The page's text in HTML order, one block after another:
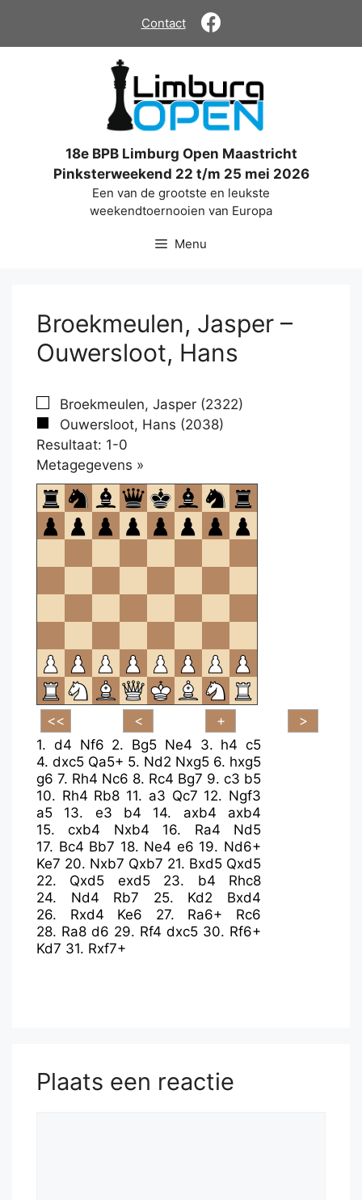
de
Contact
18e BPB Limburg Open Maastricht
Pinksterweekend 22 t/m 25 mei 2026
Een van de grootste en leukste
weekendtoernooien van Europa
Menu
Broekmeulen, Jasper –
Ouwersloot, Hans
Broekmeulen, Jasper (2322)
Ouwersloot, Hans (2038)
Resultaat: 1-0
Metagegevens »
om
te
openen.
1. d4 Nf6 2. Bg5 Ne4 3. h4 c5
4. dxc5 Qa5+ 5. Nd2 Nxg5 6. hxg5
g6 7. Rh4 Nc6 8. Rc4 Bg7 9. c3 b5
10. Rh4 Rb8 11. a3 Qc7 12. Ngf3
a5
13. e3 b4 14. axb4
axb4
15.cxb4 Nxb4 16. Ra4
Nd5
17. Bc4 Bb7 18. Ne4 e6 19. Nd6+
Ke7 20. Nxb7 Qxb7 21. Bxd5 Qxd5
22. Qxd5 exd5 23. b4
Rhc8
24. Nd4 Rb7 25. Kd2
Bxd4
26. Rxd4 Ke6 27. Ra6+
Rc6
28. Ra8 d6 29. Rf4 dxc5 30. Rf6+
Kd7 31. Rxf7+
Plaats een reactie